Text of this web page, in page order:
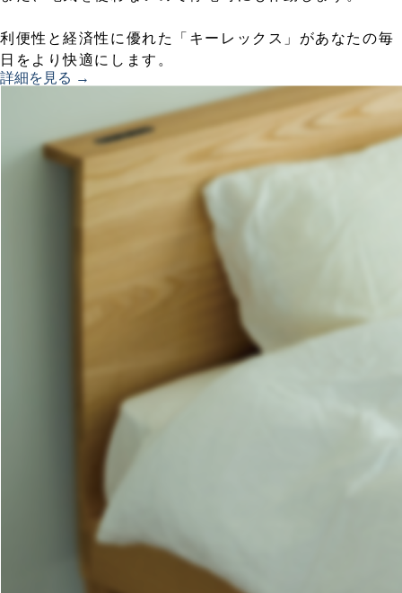
利便性と経済性に優れた「キーレックス」があなたの毎
日をより快適にします。
詳細を見る →